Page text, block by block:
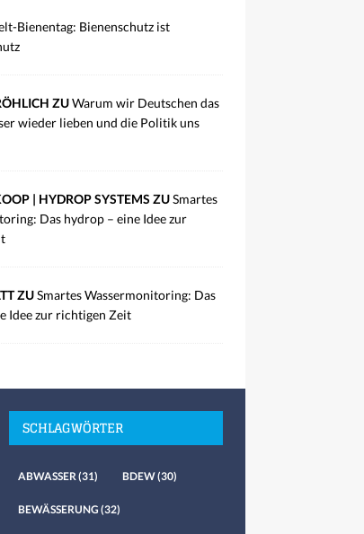
Bienentag: Bienenschutz ist
ZUWarum wir Deutschen das
wieder lieben und die Politik uns
| HYDROP SYSTEMS ZUSmartes
Das hydrop – eine Idee zur
ZUSmartes Wassermonitoring: Das
Idee zur richtigen Zeit
SCHLAGWÖRTER
ABWASSER (31) BDEW(30)
BEWÄSSERUNG (32)